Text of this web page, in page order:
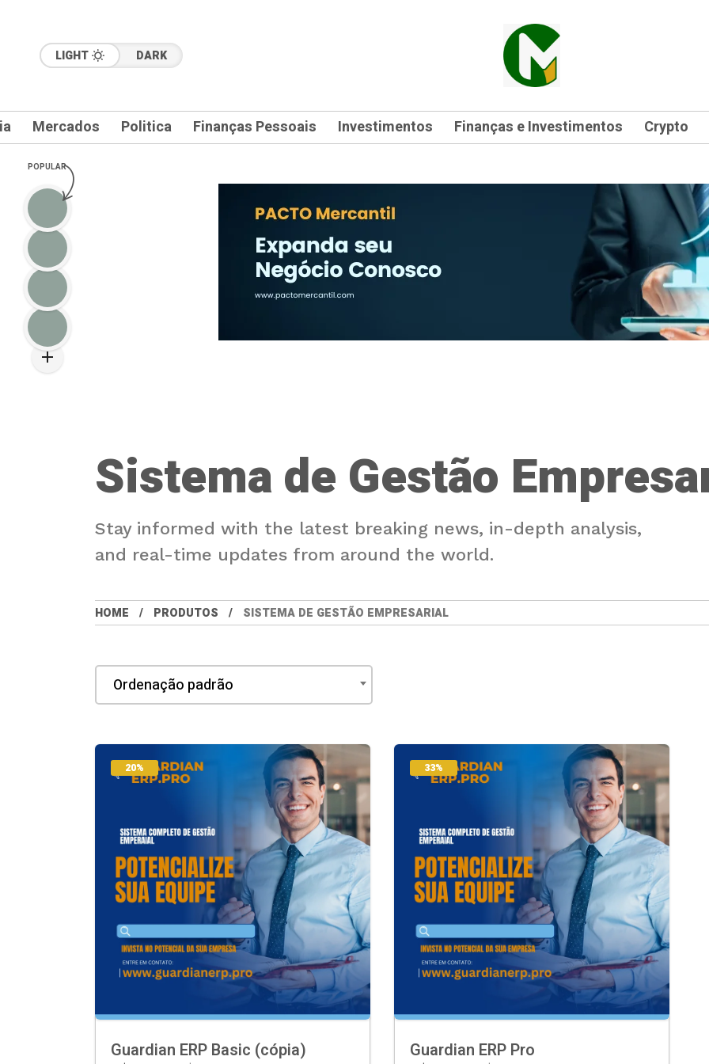
LIGHT DARK
Mercados Politica Finanças Pessoais Investimentos Finanças e Investimentos Crypto
Sistema de Gestão
Stay informed with the latest breaking news, in-depth analysis,
and real-time updates from around the world.
HOME PRODUTOS SISTEMA DE GESTÃO EMPRESARIAL
20%
Guardian ERP Basic (cópia)
33%
Guardian ERP Pro
POPULAR